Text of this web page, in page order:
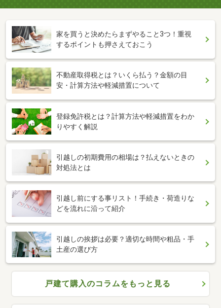
家を買うと決めたらまずやること3つ！重視
するポイントも押さえておこう
不動産取得税とは？いくら払う？金額の目
安・計算方法や軽減措置について
登録免許税とは？計算方法や軽減措置をわか
りやすく解説
引越しの初期費用の相場は？払えないときの
対処法とは
引越し前にする事リスト！手続き・荷造りな
どを流れに沿って紹介
引越しの挨拶は必要？適切な時間や粗品・手
土産の選び方
戸建て購入のコラムをもっと見る